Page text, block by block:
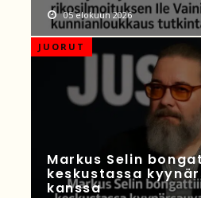
05 elokuun 2026
JUORUT
Markus Selin
keskustassa
kanssa